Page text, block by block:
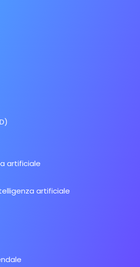
artificiale
artificiale